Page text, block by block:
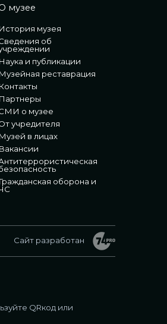
музее
История музея
об
Наука и публикации
Музейная реставрация
Контакты
Партнеры
о музее
учредителя
Музей в лицах
Вакансии
Гражданская оборона и
Сайт разработан
QRкод или